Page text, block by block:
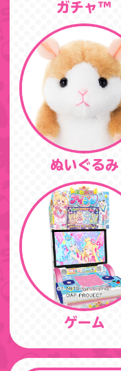
ガチャ™
ぬいぐるみ
ゲーム